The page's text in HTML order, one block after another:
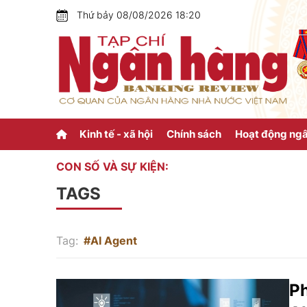
Thứ bảy 08/08/2026 18:20
Kinh tế - xã hội Chính sách Hoạt động
CON SỐ VÀ SỰ KIỆN:
TAGS
Tag: #AI Agent